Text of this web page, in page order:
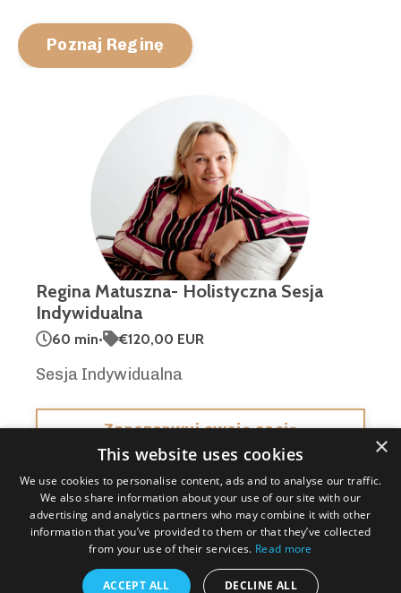
Poznaj Reginę
Regina Matuszna- Holistyczna Sesja
Indywidualna
60 min• €120,00 EUR
Sesja Indywidualna
Zarezerwuj swoją sesję
×
This website uses cookies
We use cookies to personalise content, ads and to analyse our traffic.
We also share information about your use of our site with our
advertising and analytics partners who may combine it with other
information that you’ve provided to them or that they’ve collected
from your use of their services. Read more
ACCEPT ALL DECLINE ALL